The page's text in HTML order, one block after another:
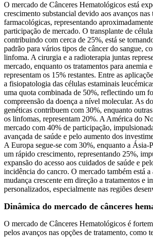
O mercado de Cânceres Hematológicos está
crescimento substancial devido aos avanços nas
farmacológicas, representando
participação de mercado. O transplante de
contribuindo com cerca de 25%, está se
padrão para vários tipos de câncer do sangue,
linfoma. A cirurgia e a radioterapia juntas
mercado, enquanto os tratamentos para anemia
representam os 15% restantes. Entre as
a fisiopatologia das células estaminais
uma quota combinada de 50%, reflectindo um
compreensão da doença a nível molecular. As
genéticas contribuem com 30%, enquanto
os linfomas, representam 20%. A América do
mercado com 40% de participação,
avançada de saúde e pelo aumento dos
A Europa segue-se com 30%, enquanto a Ásia-
um rápido crescimento, representando 25%,
expansão do acesso aos cuidados de saúde e
incidência do cancro. O mercado também está a
mudança crescente em direção a tratamentos e
personalizados, especialmente nas regiões
Dinâmica do mercado de cânceres
O mercado de Cânceres Hematológicos é
pelos avanços nas opções de tratamento, como